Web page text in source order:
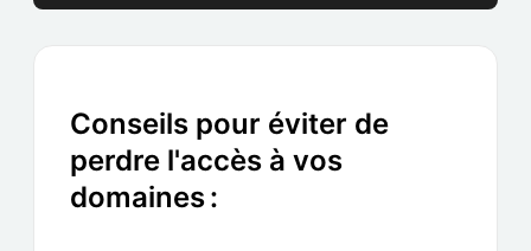
Conseils pour éviter de
perdre l'accès à vos
domaines :